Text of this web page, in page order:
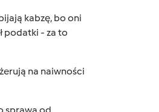
kabzę, bo oni
podatki - za to
na naiwności